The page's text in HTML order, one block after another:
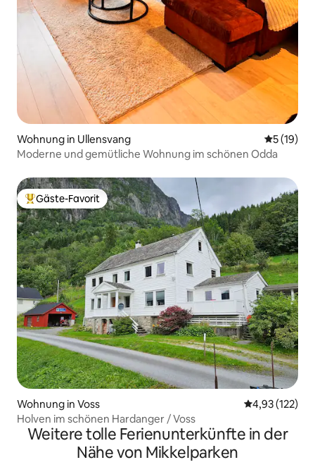
Wohnung in Ullensvang
5 (19)
Moderne und gemütliche Wohnung im schönen Odda
Beliebter Gäste-Favorit.
Gäste-Favorit
Wohnung in Voss
4,93 (122)
Holven im schönen Hardanger / Voss
Weitere tolle Ferienunterkünfte in der
Nähe von Mikkelparken